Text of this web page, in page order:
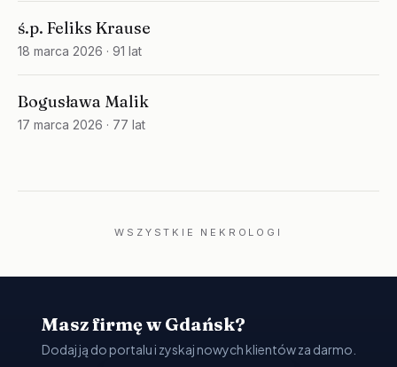
ś.p. Feliks Krause
18 marca 2026 · 91 lat
Bogusława Malik
17 marca 2026 · 77 lat
WSZYSTKIE NEKROLOGI
Masz firmę w Gdańsk?
Dodaj ją do portalu i zyskaj nowych klientów za darmo.